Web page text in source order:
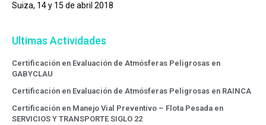
Suiza, 14 y 15 de abril 2018
Ultimas Actividades
Certificación en Evaluación de Atmósferas Peligrosas en
GABYCLAU
Certificación en Evaluación de Atmósferas Peligrosas en RAINCA
Certificación en Manejo Vial Preventivo – Flota Pesada en
SERVICIOS Y TRANSPORTE SIGLO 22